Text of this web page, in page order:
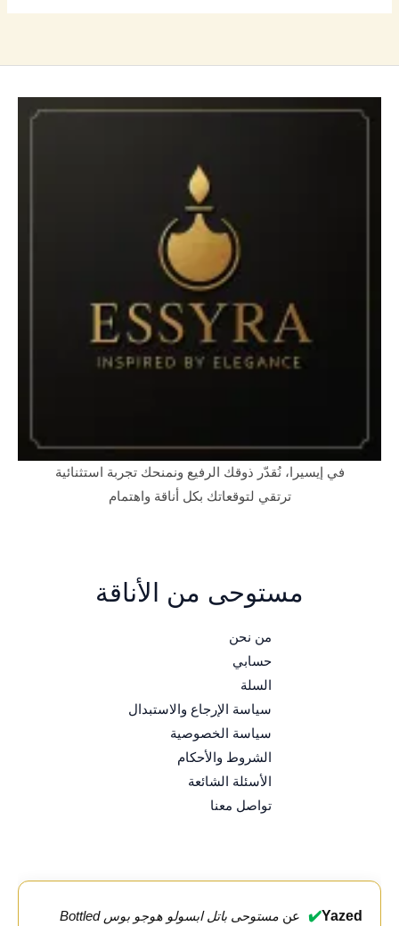
في إيسيرا، نُقدّر ذوقك الرفيع ونمنحك تجربة استثنائية
ترتقي لتوقعاتك بكل أناقة واهتمام
مستوحى من الأناقة
من نحن
حسابي
السلة
سياسة الإرجاع والاستبدال
سياسة الخصوصية
الشروط والأحكام
الأسئلة الشائعة
تواصل معنا
Yazed
✔️ عن
مستوحى باتل ابسولو هوجو بوس Bottled